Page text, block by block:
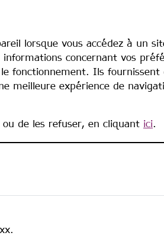
lorsque vous accédez à un
concernant vos
fonctionnement. Ils
meilleure expérience de
de les refuser, en cliquant ici.